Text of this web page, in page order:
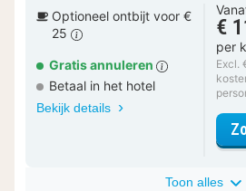
Optioneel ontbijt voor €
25
Gratis annuleren
Betaal in het hotel
Bekijk details
€
per
Excl.
Toon alles